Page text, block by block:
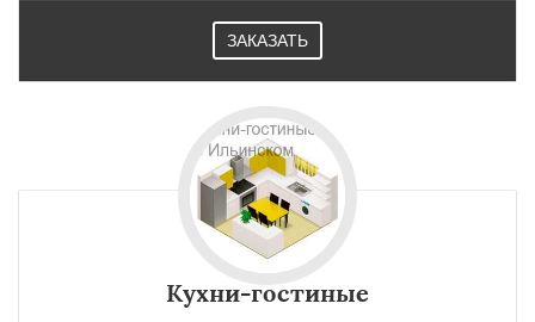
ЗАКАЗАТЬ
Кухни-гостиные